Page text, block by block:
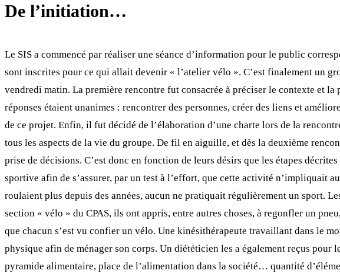
De l’initiation…
Le SIS a commencé par réaliser une séance d’information pour le public
sont inscrites pour ce qui allait devenir « l’atelier vélo ». C’est finalement un
vendredi matin. La première rencontre fut consacrée à préciser le contexte et
réponses étaient unanimes : rencontrer des personnes, créer des liens et
de ce projet. Enfin, il fut décidé de l’élaboration d’une charte lors de la
tous les aspects de la vie du groupe. De fil en aiguille, et dès la deuxième
prise de décisions. C’est donc en fonction de leurs désirs que les étapes
sportive afin de s’assurer, par un test à l’effort, que cette activité n’impliquait
roulaient plus depuis des années, aucun ne pratiquait régulièrement un sport.
section « vélo » du CPAS, ils ont appris, entre autres choses, à regonfler un
que chacun s’est vu confier un vélo. Une kinésithérapeute travaillant dans le
physique afin de ménager son corps. Un diététicien les a également reçus
pyramide alimentaire, place de l’alimentation dans la société… quantité